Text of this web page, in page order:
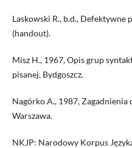
Laskowski R., b.d.,
(handout).
Misz H., 1967, Opis grup
pisanej, Bydgoszcz.
Nagórko A., 1987,
Warszawa.
NKJP: Narodowy Korpus